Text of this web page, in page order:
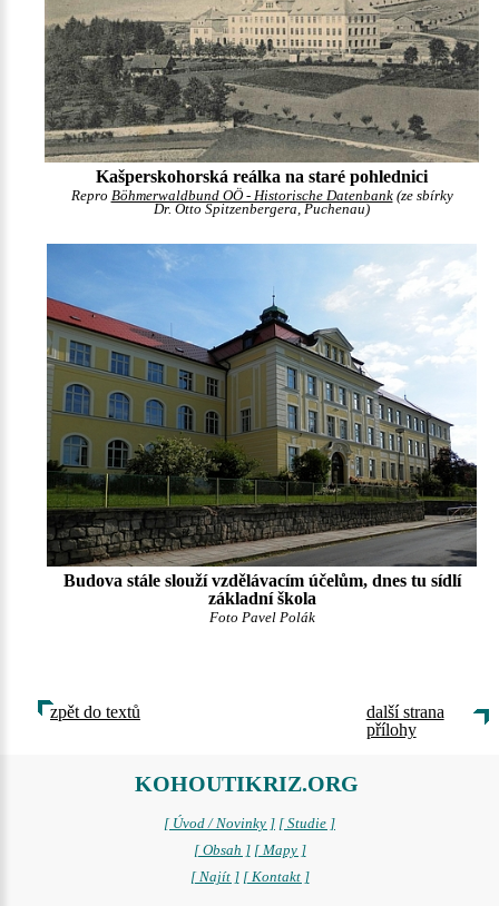
Kašperskohorská reálka na staré pohlednici
Repro Böhmerwaldbund OÖ - Historische Datenbank(ze sbírky
Dr. Otto Spitzenbergera, Puchenau)
Budova stále slouží vzdělávacím účelům, dnes tu sídlí
základní škola
Foto Pavel Polák
zpět do textů
další strana
přílohy
KOHOUTIKRIZ.ORG
[ Úvod / Novinky ] [ Studie ]
[ Obsah ] [ Mapy ]
[ Najít ] [ Kontakt ]